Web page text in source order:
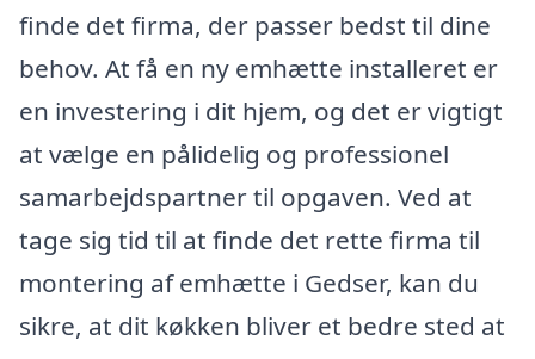
finde det firma, der passer bedst til dine
behov. At få en ny emhætte installeret er
en investering i dit hjem, og det er vigtigt
at vælge en pålidelig og professionel
samarbejdspartner til opgaven. Ved at
tage sig tid til at finde det rette firma til
montering af emhætte i Gedser, kan du
sikre, at dit køkken bliver et bedre sted at